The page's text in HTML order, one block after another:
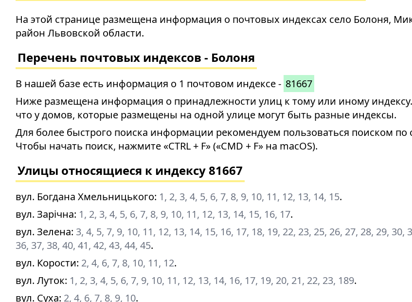
На этой странице размещена информация о почтовых индексах село Болоня,
район Львовской области.
Перечень почтовых индексов - Болоня
В нашей базе есть информация о 1 почтовом индексе - 81667
Ниже размещена информация о принадлежности улиц к тому или иному
что у домов, которые размещены на одной улице могут быть разные индексы.
Для более быстрого поиска информации рекомендуем пользоваться поиском по
Чтобы начать поиск, нажмите «CTRL + F» («CMD + F» на macOS).
Улицы относящиеся к индексу 81667
вул. Богдана Хмельницького: 1, 2, 3, 4, 5, 6, 7, 8, 9, 10, 11, 12, 13, 14, 15.
вул. Зарічна: 1, 2, 3, 4, 5, 6, 7, 8, 9, 10, 11, 12, 13, 14, 15, 16, 17.
вул. Зелена: 3, 4, 5, 7, 9, 10, 11, 12, 13, 14, 15, 16, 17, 18, 19, 22, 23, 25, 26, 27, 28, 29, 30,
36, 37, 38, 40, 41, 42, 43, 44, 45.
вул. Корости: 2, 4, 6, 7, 8, 10, 11, 12.
вул. Луток: 1, 2, 3, 4, 5, 6, 7, 9, 10, 11, 12, 13, 14, 16, 17, 19, 20, 21, 22, 23, 189.
вул. Суха: 2, 4, 6, 7, 8, 9, 10.